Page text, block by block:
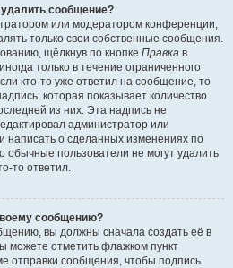
удалить сообщение?
или модератором конференции,
только свои собственные сообщения.
щёлкнув по кнопке Правка в
только в течение ограниченного
кто-то уже ответил на сообщение, то
которая показывает количество
из них. Эта надпись не
администратор или
написать о сделанных изменениях по
обычные пользователи не могут удалить
то ответил.
сообщению?
вы должны сначала создать её в
можете отметить флажком пункт
отправки сообщения, чтобы подпись